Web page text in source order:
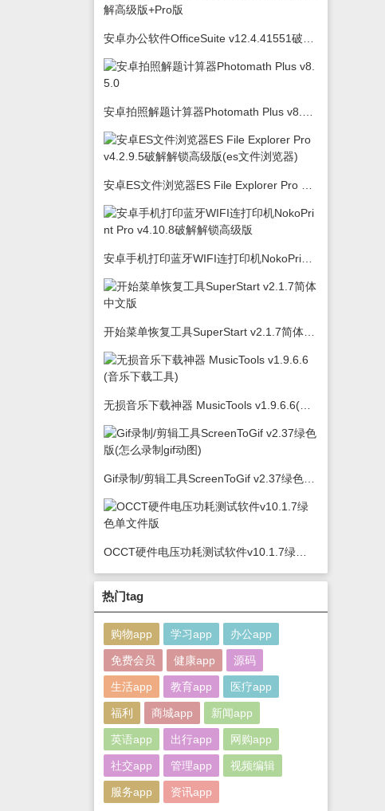
热门tag
购物app 学习app 办公app
免费会员 健康app 源码
生活app 教育app 医疗app
福利 商城app 新闻app
英语app 出行app 网购app
社交app 管理app 视频编辑
服务app 资讯app